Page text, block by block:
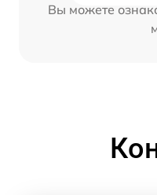
Вы можете